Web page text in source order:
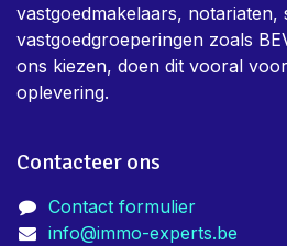
vastgoedmakelaars, notariaten,
vastgoedgroeperingen zoals
ons kiezen, doen dit vooral
oplevering.
Contacteer ons
Contact formulier
info@immo-experts.be